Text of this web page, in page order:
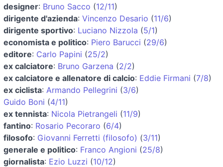
designer: Bruno Sacco (12/11)
dirigente d'azienda: Vincenzo Desario (11/6)
dirigente sportivo: Luciano Nizzola (5/1)
economista e politico: Piero Barucci (29/6)
editore: Carlo Papini (25/2)
ex calciatore: Bruno Garzena (2/2)
ex calciatore e allenatore di calcio: Eddie Firmani (7/8)
ex ciclista: Armando Pellegrini (3/6)
Guido Boni (4/11)
ex tennista: Nicola Pietrangeli (11/9)
fantino: Rosario Pecoraro (6/4)
filosofo: Giovanni Ferretti (filosofo) (3/11)
generale e politico: Franco Angioni (25/8)
giornalista: Ezio Luzzi (10/12)